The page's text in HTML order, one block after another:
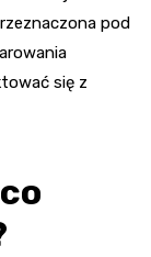
pod
się z